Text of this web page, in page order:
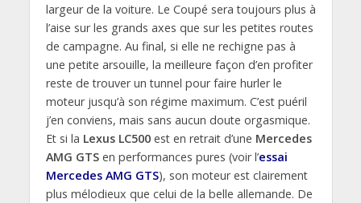
largeur de la voiture. Le Coupé sera toujours plus à
l’aise sur les grands axes que sur les petites routes
de campagne. Au final, si elle ne rechigne pas à
une petite arsouille, la meilleure façon d’en profiter
reste de trouver un tunnel pour faire hurler le
moteur jusqu’à son régime maximum. C’est puéril
j’en conviens, mais sans aucun doute orgasmique.
Et si la Lexus LC500est en retrait d’une Mercedes
AMG GTSen performances pures (voir l’essai
Mercedes AMG GTS), son moteur est clairement
plus mélodieux que celui de la belle allemande. De